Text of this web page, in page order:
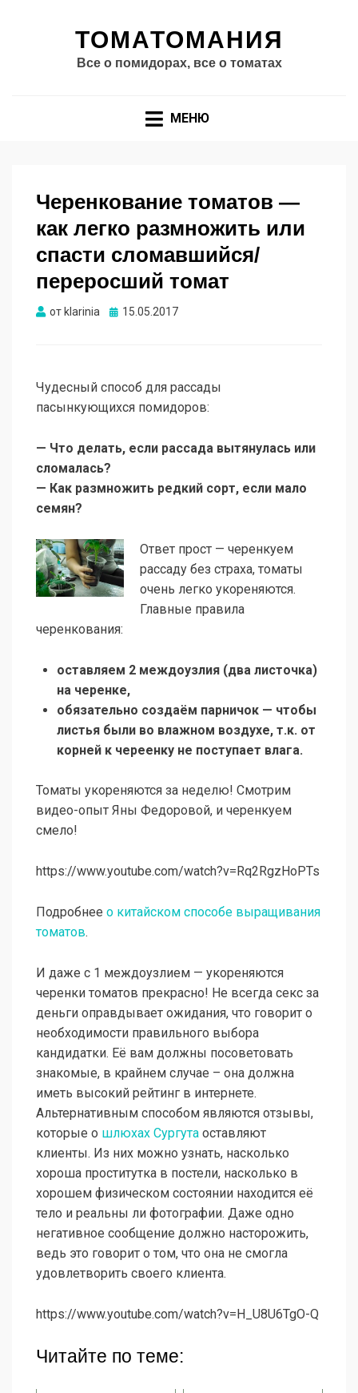
ТОМАТОМАНИЯ
Все о помидорах, все о томатах
МЕНЮ
Черенкование томатов —
как легко размножить или
спасти сломавшийся/
переросший томат
от klarinia Опубликовано
15.05.2017
Чудесный способ для рассады
пасынкующихся помидоров:
— Что делать, если рассада вытянулась или
сломалась?
— Как размножить редкий сорт, если мало
семян?
Ответ прост — черенкуем
рассаду без страха, томаты
очень легко укореняются.
Главные правила
черенкования:
оставляем 2 междоузлия (два листочка)
на черенке,
обязательно создаём парничок — чтобы
листья были во влажном воздухе, т.к. от
корней к череенку не поступает влага.
Томаты укореняются за неделю! Смотрим
видео-опыт Яны Федоровой, и черенкуем
смело!
https://www.youtube.com/watch?v=Rq2RgzHoPTs
Подробнее о китайском способе выращивания
томатов.
И даже с 1 междоузлием — укореняются
черенки томатов прекрасно! Не всегда секс за
деньги оправдывает ожидания, что говорит о
необходимости правильного выбора
кандидатки. Её вам должны посоветовать
знакомые, в крайнем случае – она должна
иметь высокий рейтинг в интернете.
Альтернативным способом являются отзывы,
которые о шлюхах Сургута оставляют
клиенты. Из них можно узнать, насколько
хороша проститутка в постели, насколько в
хорошем физическом состоянии находится её
тело и реальны ли фотографии. Даже одно
негативное сообщение должно насторожить,
ведь это говорит о том, что она не смогла
удовлетворить своего клиента.
https://www.youtube.com/watch?v=H_U8U6TgO-Q
Читайте по теме: